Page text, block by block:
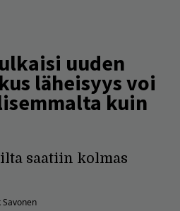
uuden
läheisyys voi
kuin
saatiin kolmas
Savonen